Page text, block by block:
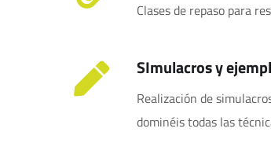
Clases de repaso para
SImulacros y
Realización de
dominéis todas las